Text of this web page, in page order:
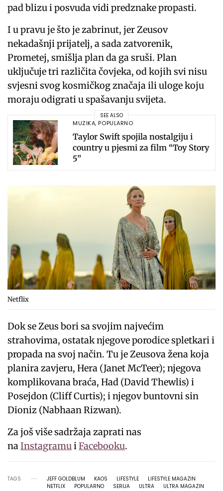
pad blizu i posvuda vidi predznake propasti.
I u pravu je što je zabrinut, jer Zeusov
nekadašnji prijatelj, a sada zatvorenik,
Prometej, smišlja plan da ga sruši. Plan
uključuje tri različita čovjeka, od kojih svi nisu
svjesni svog kosmičkog značaja ili uloge koju
moraju odigrati u spašavanju svijeta.
SEE ALSO
MUZIKA,POPULARNO
Taylor Swift spojila nostalgiju i
country u pjesmi za film “Toy Story
5”
Netflix
Dok se Zeus bori sa svojim najvećim
strahovima, ostatak njegove porodice spletkari i
propada na svoj način. Tu je Zeusova žena koja
planira zavjeru, Hera (Janet McTeer); njegova
komplikovana braća, Had (David Thewlis) i
Posejdon (Cliff Curtis); i njegov buntovni sin
Dioniz (Nabhaan Rizwan).
Za još više sadržaja zaprati nas
naInstagramu iFacebooku.
TAGS JEFF GOLDBLUM KAOS LIFESTYLE
LIFESTYLE MAGAZIN
NETFLIX
POPULARNO SERIJA ULTRA
ULTRA MAGAZIN